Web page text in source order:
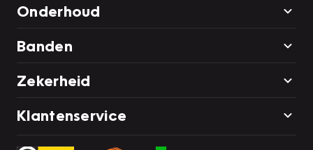
Onderhoud
Banden
Zekerheid
Klantenservice